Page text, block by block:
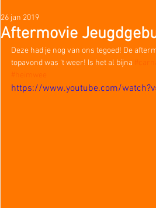
Aftermovie
26 jan 2019
Deze had je nog van ons tegoed! De
topavond was ‘t weer! Is het al bijna
https://www.youtube.com/